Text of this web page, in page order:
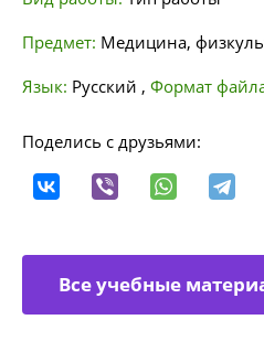
Предмет: Медицина,
Язык: Русский , Формат
Поделись с друзьями:
Все учебные